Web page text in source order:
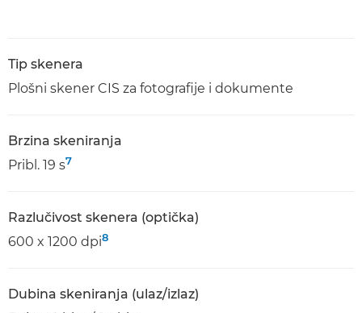
Tip skenera
Plošni skener CIS za fotografije i dokumente
Brzina skeniranja
Pribl. 19 s7
Razlučivost skenera (optička)
600 x 1200 dpi8
Dubina skeniranja (ulaz/izlaz)